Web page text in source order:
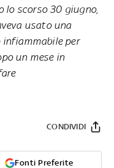
lo scorso 30 giugno,
usato una
per
un mese in
Fonti Preferite
CONDIVIDI